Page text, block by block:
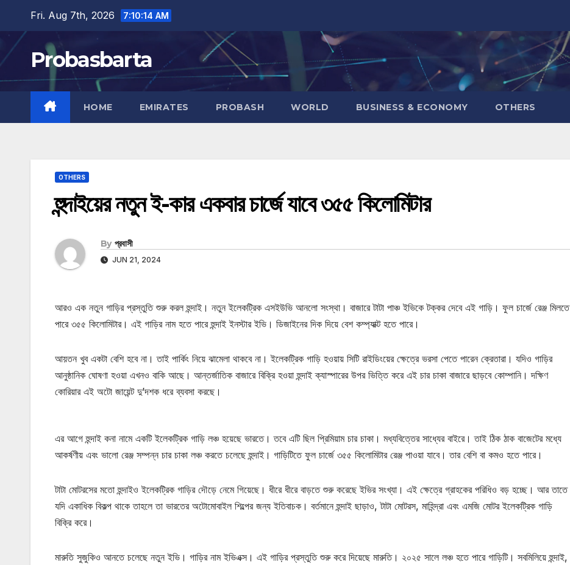
content
Fri. Aug 7th, 2026 7:10:15 AM
Probasbarta
HOME EMIRATES PROBASH WORLD BUSINESS & ECONOMY OTHERS
OTHERS
হুন্দাইয়ের নতুন ই-কার একবার চার্জে যাবে ৩৫৫ কিলোমিটার
By প্রবাসী
JUN 21, 2024
আরও এক নতুন গাড়ির প্রস্তুতি শুরু করল হুন্দাই। নতুন ইলেকট্রিক এসইউভি আনলো সংস্থা। বাজারে টাটা পাঞ্চ ইভিকে টক্কর দেবে এই গাড়ি। ফুল চার্জে রেঞ্জ মিলতে
পারে ৩৫৫ কিলোমিটার। এই গাড়ির নাম হতে পারে হুন্দাই ইনস্টার ইভি। ডিজাইনের দিক দিয়ে বেশ কম্প্যাক্ট হতে পারে।
আয়তন খুব একটা বেশি হবে না। তাই পার্কিং নিয়ে ঝামেলা থাকবে না। ইলেকট্রিক গাড়ি হওয়ায় সিটি রাইডিংয়ের ক্ষেত্রে ভরসা পেতে পারেন ক্রেতারা। যদিও গাড়ির
আনুষ্ঠানিক ঘোষণা হওয়া এখনও বাকি আছে। আন্তর্জাতিক বাজারে বিক্রি হওয়া হুন্দাই ক্যাস্পারের উপর ভিত্তি করে এই চার চাকা বাজারে ছাড়বে কোম্পানি। দক্ষিণ
কোরিয়ার এই অটো জায়েন্ট দু’দশক ধরে ব্যবসা করছে।
এর আগে হুন্দাই কনা নামে একটি ইলেকট্রিক গাড়ি লঞ্চ হয়েছে ভারতে। তবে এটি ছিল প্রিমিয়াম চার চাকা। মধ্যবিত্তের সাধ্যের বাইরে। তাই ঠিক ঠাক বাজেটের মধ্যে
আকর্ষণীয় এবং ভালো রেঞ্জ সম্পন্ন চার চাকা লঞ্চ করতে চলেছে হুন্দাই। গাড়িটিতে ফুল চার্জে ৩৫৫ কিলোমিটার রেঞ্জ পাওয়া যাবে। তার বেশি বা কমও হতে পারে।
টাটা মোটরসের মতো হুন্দাইও ইলেকট্রিক গাড়ির দৌড়ে নেমে গিয়েছে। ধীরে ধীরে বাড়তে শুরু করেছে ইভির সংখ্যা। এই ক্ষেত্রে গ্রাহকের পরিধিও বড় হচ্ছে। আর তাতে
যদি একাধিক বিকল্প থাকে তাহলে তা ভারতের অটোমোবাইল শিল্পের জন্য ইতিবাচক। বর্তমানে হুন্দাই ছাড়াও, টাটা মোটরস, মাহিন্দ্রা এবং এমজি মোটর ইলেকট্রিক গাড়ি
বিক্রি করে।
মারুতি সুজুকিও আনতে চলেছে নতুন ইভি। গাড়ির নাম ইভিএক্স। এই গাড়ির প্রস্তুতি শুরু করে দিয়েছে মারুতি। ২০২৫ সালে লঞ্চ হতে পারে গাড়িটি। সবমিলিয়ে হুন্দাই,